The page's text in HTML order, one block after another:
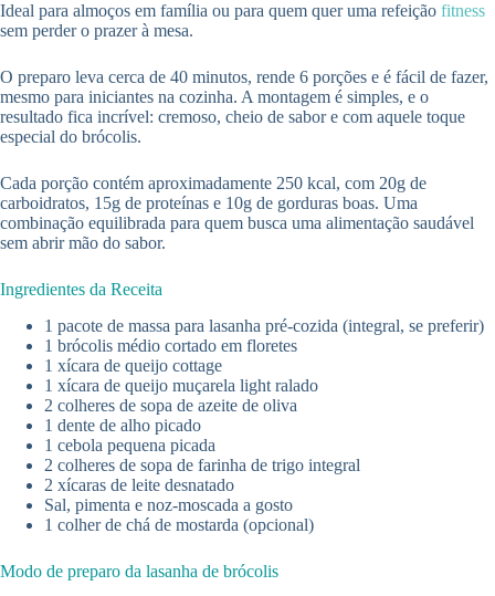
Ideal para almoços em família ou para quem quer uma refeição fitness
sem perder o prazer à mesa.
O preparo leva cerca de 40 minutos, rende 6 porções e é fácil de fazer,
mesmo para iniciantes na cozinha. A montagem é simples, e o
resultado fica incrível: cremoso, cheio de sabor e com aquele toque
especial do brócolis.
Cada porção contém aproximadamente 250 kcal, com 20g de
carboidratos, 15g de proteínas e 10g de gorduras boas. Uma
combinação equilibrada para quem busca uma alimentação saudável
sem abrir mão do sabor.
Ingredientes da Receita
1 pacote de massa para lasanha pré-cozida (integral, se preferir)
1 brócolis médio cortado em floretes
1 xícara de queijo cottage
1 xícara de queijo muçarela light ralado
2 colheres de sopa de azeite de oliva
1 dente de alho picado
1 cebola pequena picada
2 colheres de sopa de farinha de trigo integral
2 xícaras de leite desnatado
Sal, pimenta e noz-moscada a gosto
1 colher de chá de mostarda (opcional)
Modo de preparo da lasanha de brócolis